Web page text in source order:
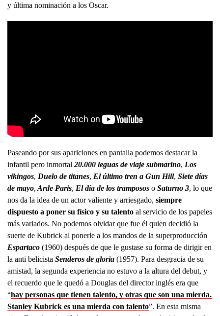
y última nominación a los Oscar.
Paseando por sus apariciones en pantalla podemos destacar la
infantil pero inmortal 20.000 leguas de viaje submarino, Los
vikingos, Duelo de titanes, El último tren a Gun Hill, Siete días
de mayo, Arde Paris, El día de los tramposos o Saturno 3, lo que
nos da la idea de un actor valiente y arriesgado, siempre
dispuesto a poner su físico y su talento al servicio de los papeles
más variados. No podemos olvidar que fue él quien decidió la
suerte de Kubrick al ponerle a los mandos de la superproducción
Espartaco (1960) después de que le gustase su forma de dirigir en
la anti belicista Senderos de gloria (1957). Para desgracia de su
amistad, la segunda experiencia no estuvo a la altura del debut, y
el recuerdo que le quedó a Douglas del director inglés era que
“hay personas que tienen talento, y otras que son una mierda.
Stanley Kubrick es una mierda con talento”. En esta misma